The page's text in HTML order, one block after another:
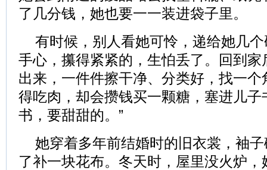
了几分钱，她也要一一装进袋子里。
有时候，别人看她可怜，递给她几
手心，攥得紧紧的，生怕丢了。回到家
出来，一件件擦干净、分类好，找一
得吃肉，却会攒钱买一颗糖，塞进儿子
书，要甜甜的。”
她穿着多年前结婚时的旧衣裳，袖
了补一块花布。冬天时，屋里没火炉